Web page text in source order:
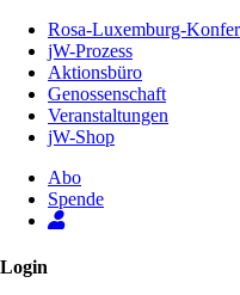
Inhalt
Seite
Rosa-Luxemburg-
jW-Prozess
Aktionsbüro
Genossenschaft
Veranstaltungen
jW-Shop
Abo
Spende
Login